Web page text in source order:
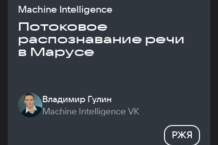
Machine Intelligence
Потоковое
распознавание речи
в Марусе
Владимир Гулин
Machine Intelligence VK
РЖЯ